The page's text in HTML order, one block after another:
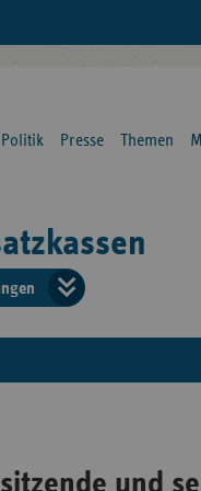
Politik Presse Themen
der
und